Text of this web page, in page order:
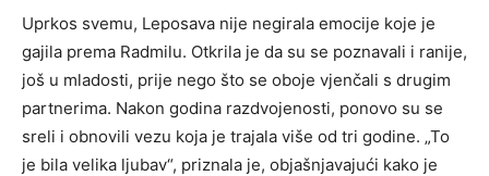
Uprkos svemu, Leposava nije negirala emocije koje je
gajila prema Radmilu. Otkrila je da su se poznavali i ranije,
još u mladosti, prije nego što se oboje vjenčali s drugim
partnerima. Nakon godina razdvojenosti, ponovo su se
sreli i obnovili vezu koja je trajala više od tri godine. „To
je bila velika ljubav“, priznala je, objašnjavajući kako je